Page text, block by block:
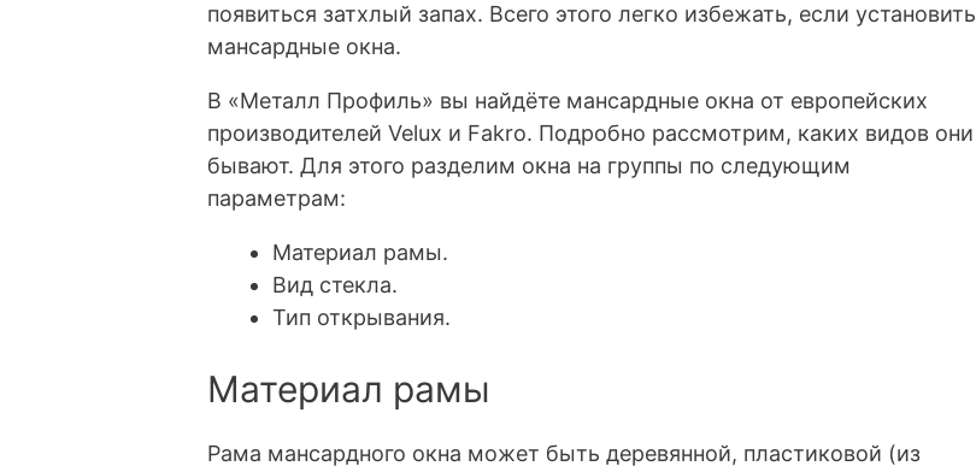
появиться затхлый запах. Всего этого легко избежать, если установить
мансардные окна.
В «Металл Профиль» вы найдёте мансардные окна от европейских
производителей Velux и Fakro. Подробно рассмотрим, каких видов они
бывают. Для этого разделим окна на группы по следующим
параметрам:
Материал рамы.
Вид стекла.
Тип открывания.
Материал рамы
Рама мансардного окна может быть деревянной, пластиковой (из